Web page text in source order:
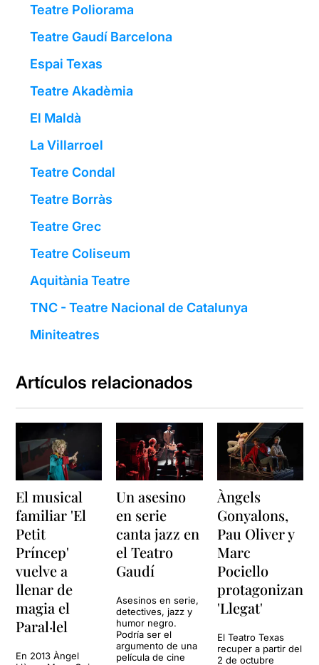
Teatre Poliorama
Teatre Gaudí Barcelona
Espai Texas
Teatre Akadèmia
El Maldà
La Villarroel
Teatre Condal
Teatre Borràs
Teatre Grec
Teatre Coliseum
Aquitània Teatre
TNC - Teatre Nacional de Catalunya
Miniteatres
Artículos relacionados
El musical
familiar 'El
Petit
Príncep'
vuelve a
llenar de
magia el
Paral·lel
En 2013 Àngel
Un asesino
en serie
canta jazz en
el Teatro
Gaudí
Asesinos en serie,
detectives, jazz y
humor negro.
Podría ser el
argumento de una
película de cine
Àngels
Gonyalons,
Pau Oliver y
Marc
Pociello
protagonizan
'Llegat'
El Teatro Texas
recuper a partir del
2 de octubre